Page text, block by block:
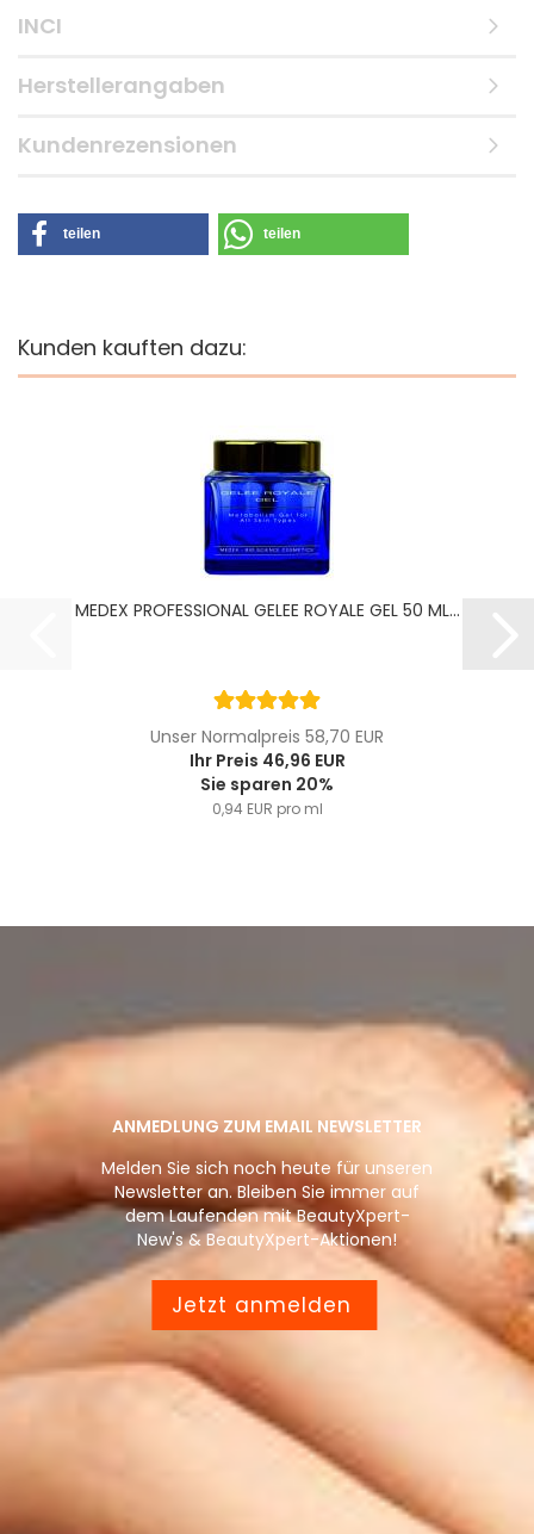
INCI
Herstellerangaben
Kundenrezensionen
teilen teilen
Kunden kauften dazu:
MEDEX PROFESSIONAL GELEE ROYALE GEL 50 ML...
Unser Normalpreis 58,70 EUR
Ihr Preis 46,96 EUR
Sie sparen 20%
0,94 EUR pro ml
ANMEDLUNG ZUM EMAIL NEWSLETTER
Melden Sie sich noch heute für unseren
Newsletter an. Bleiben Sie immer auf
dem Laufenden mit BeautyXpert-
New's & BeautyXpert-Aktionen!
Jetzt anmelden